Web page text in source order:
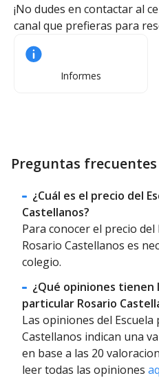
¡No dudes en contactar al
canal que prefieras para
Informes
Preguntas frecuentes
¿Cuál es el precio del
Castellanos?
Para conocer el precio
Rosario Castellanos es
colegio.
¿Qué opiniones tienen
particular Rosario
Las opiniones del
Castellanos indican una
en base a las 20
leer todas las opiniones